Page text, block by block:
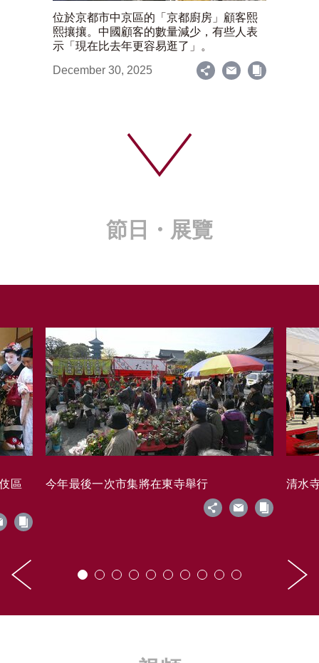
位於京都市中京區的「京都廚房」顧客熙
熙攘攘。中國顧客的數量減少，有些人表
示「現在比去年更容易逛了」。
December 30, 2025
節日・展覽
區 今年最後一次市集將在東寺舉行 清水